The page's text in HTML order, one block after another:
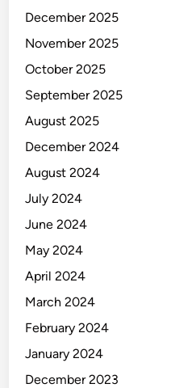
December 2025
November 2025
October 2025
September 2025
August 2025
December 2024
August 2024
July 2024
June 2024
May 2024
April 2024
March 2024
February 2024
January 2024
December 2023